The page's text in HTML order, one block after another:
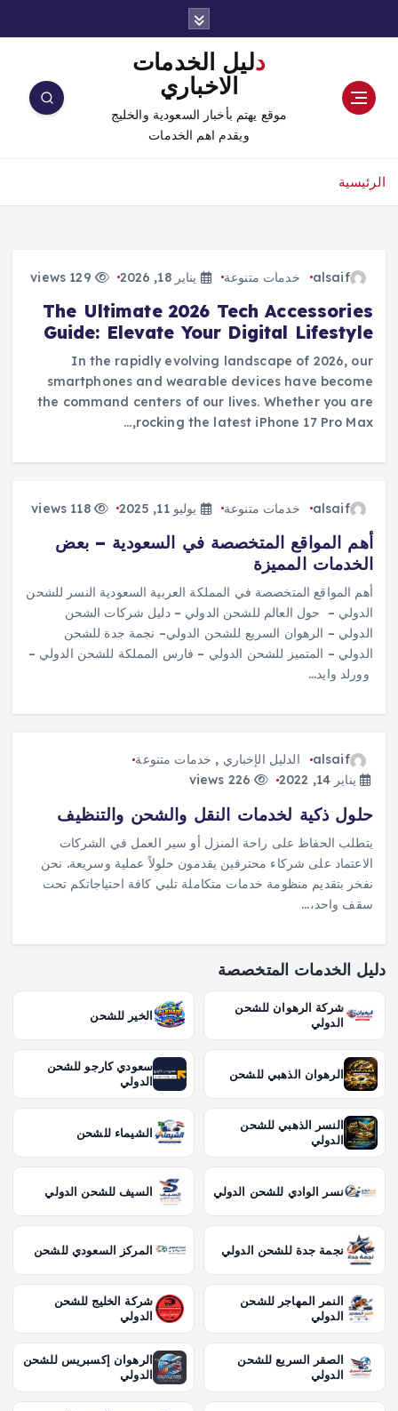
دليل الخدمات
الاخباري
موقع يهتم بأخبار السعودية والخليج
ويقدم اهم الخدمات
الرئيسية
alsaif خدمات متنوعة يناير 18, 2026
The Ultimate 2026 Tech Accessories
Guide: Elevate Your Digital Lifestyle
In the rapidly evolving landscape of 2026, our
smartphones and wearable devices have become
the command centers of our lives. Whether you are
rocking the latest iPhone 17 Pro Max,…
alsaif خدمات متنوعة يوليو 11, 2025 118 views
أهم المواقع المتخصصة في السعودية – بعض
الخدمات المميزة
أهم المواقع المتخصصة في المملكة العربية السعودية النسر للشحن
الدولي – حول العالم للشحن الدولي – دليل شركات الشحن
الدولي – الرهوان السريع للشحن الدولي– نجمة جدة للشحن
الدولي – المتميز للشحن الدولي – فارس المملكة للشحن الدولي –
وورلد وايد…
alsaif الدليل الإخباري , خدمات متنوعة
يناير 14, 2022
226 views
حلول ذكية لخدمات النقل والشحن والتنظيف
يتطلب الحفاظ على راحة المنزل أو سير العمل في الشركات
الاعتماد على شركاء محترفين يقدمون حلولاً عملية وسريعة. نحن
نفخر بتقديم منظومة خدمات متكاملة تلبي كافة احتياجاتكم تحت
سقف واحد،…
دليل الخدمات المتخصصة
شركة الرهوان للشحن
الدولي
الخير للشحن
الرهوان الذهبي للشحن
سعودي كارجو للشحن
الدولي
النسر الذهبي للشحن
الدولي
الشيماء للشحن
نسر الوادي للشحن الدولي السيف للشحن الدولي
نجمة جدة للشحن الدولي المركز السعودي للشحن
النمر المهاجر للشحن
الدولي
شركة الخليج للشحن
الدولي
الصقر السريع للشحن
الدولي
الرهوان إكسبريس للشحن
الدولي